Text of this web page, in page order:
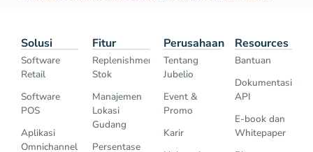
Solusi
Software
Retail
Software
POS
Aplikasi
Omnichannel
Fitur
Replenishment
Stok
Manajemen
Lokasi
Gudang
Persentase
Perusahaan
Tentang
Jubelio
Event &
Promo
Karir
Resources
Bantuan
Dokumentasi
API
E-book dan
Whitepaper